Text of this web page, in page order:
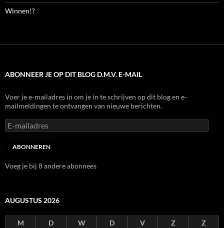
Winnen!?
ABONNEER JE OP DIT BLOG D.M.V. E-MAIL
Voer je e-mailadres in om je in te schrijven op dit blog en e-
mailmeldingen te ontvangen van nieuwe berichten.
E-
mailadres
ABONNEREN
Voeg je bij 8 andere abonnees
AUGUSTUS 2026
M D W D V Z
Z